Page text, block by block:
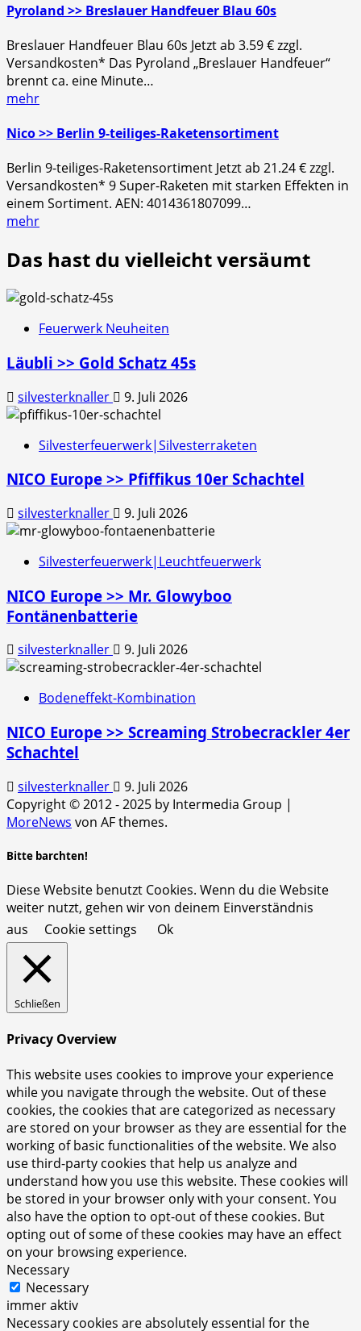
Pyroland >> Breslauer Handfeuer Blau 60s
Breslauer Handfeuer Blau 60s Jetzt ab 3.59 € zzgl.
Versandkosten* Das Pyroland „Breslauer Handfeuer“
brennt ca. eine Minute…
mehr
Nico >> Berlin 9-teiliges-Raketensortiment
Berlin 9-teiliges-Raketensortiment Jetzt ab 21.24 € zzgl.
Versandkosten* 9 Super-Raketen mit starken Effekten in
einem Sortiment. AEN: 4014361807099…
mehr
Das hast du vielleicht versäumt
Feuerwerk Neuheiten
Läubli >> Gold Schatz 45s
silvesterknaller 9. Juli 2026
Silvesterfeuerwerk|Silvesterraketen
NICO Europe >> Pfiffikus 10er Schachtel
silvesterknaller 9. Juli 2026
Silvesterfeuerwerk|Leuchtfeuerwerk
NICO Europe >> Mr. Glowyboo
Fontänenbatterie
silvesterknaller 9. Juli 2026
Bodeneffekt-Kombination
NICO Europe >> Screaming Strobecrackler 4er
Schachtel
silvesterknaller
9. Juli 2026
Copyright © 2012 - 2025 by Intermedia Group |
MoreNews von AF themes.
Bitte barchten!
Diese Website benutzt Cookies. Wenn du die Website
weiter nutzt, gehen wir von deinem Einverständnis
aus
Cookie settings Ok
Schließen
Privacy Overview
This website uses cookies to improve your experience
while you navigate through the website. Out of these
cookies, the cookies that are categorized as necessary
are stored on your browser as they are essential for the
working of basic functionalities of the website. We also
use third-party cookies that help us analyze and
understand how you use this website. These cookies will
be stored in your browser only with your consent. You
also have the option to opt-out of these cookies. But
opting out of some of these cookies may have an effect
on your browsing experience.
Necessary
Necessary
immer aktiv
Necessary cookies are absolutely essential for the